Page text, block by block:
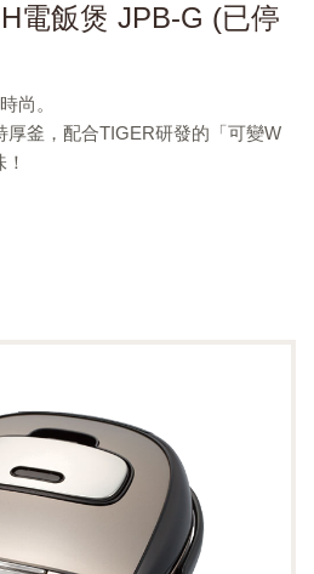
電飯煲 JPB-G (已停
尚。
厚釜，配合TIGER研發的「可變W